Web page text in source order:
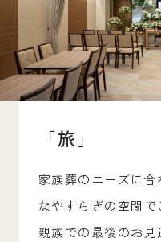
「旅」
家族葬のニーズに
なやすらぎの空間
親族での最後のお